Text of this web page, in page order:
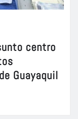
centro
Guayaquil